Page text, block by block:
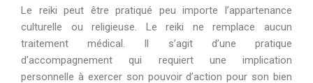
Le reiki peut être pratiqué peu importe l’appartenance
culturelle ou religieuse. Le reiki ne remplace aucun
traitement médical. Il s’agit d’une pratique
d’accompagnement qui requiert une implication
personnelle à exercer son pouvoir d’action pour son bien